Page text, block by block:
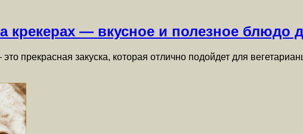
крекерах — вкусное и полезное блюдо
прекрасная закуска, которая отлично подойдет для